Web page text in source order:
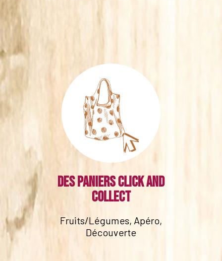
Des paniers click and
collect
Fruits/Légumes, Apéro,
Découverte